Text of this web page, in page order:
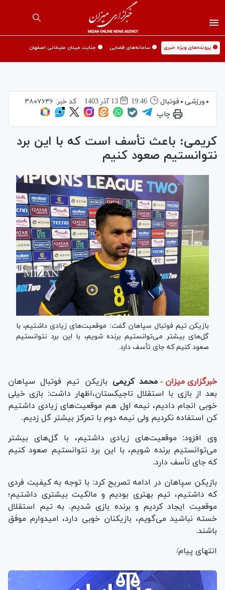
🟡 پرونده‌های ویژه خبری 🟡 سامانه‌های قضایی 🟡 جنایت میدان علیخانی اصفهان
ورزشی فوتبال 19:46 13 آذر 1403 کد خبر: ۴۸۰۷۶۴۶
چاپ
کریمی: باعث تأسف است که با این برد
نتوانستیم صعود کنیم
بازیکن تیم فوتبال سپاهان گفت: موقعیت‌های زیادی داشتیم، با
گل‌های بیشتر می‌توانستیم برنده شویم، با این برد نتوانستیم
صعود کنیم که جای تأسف دارد.
خبرگزاری میزان - محمد کریمی بازیکن تیم فوتبال سپاهان
بعد از بازی با استقلال تاجیکستان،اظهار داشت: بازی خیلی
خوبی انجام دادیم، نیمه اول هم موقعیت‌های زیادی داشتیم
کن استفاده نکردیم ولی نیمه دوم با تمرکز بیشتر گل زدیم.
وی افزود: موقعیت‌های زیادی داشتیم، با گل‌های بیشتر
می‌توانستیم برنده شویم، با این برد نتوانستیم صعود کنیم
که جای تأسف دارد.
بازیکن سپاهان در ادامه تصریح کرد: با توجه به کیفیت فردی
که داشتیم، تیم بهتری بودیم و مالکیت بیشتری داشتیم؛
موقعیت ایجاد کردیم و برنده بازی شدیم. به تیم استقلال
خسته نباشید می‌گویم، بازیکنان خوبی دارد، امیدوارم موفق
باشند.
انتهای پیام/